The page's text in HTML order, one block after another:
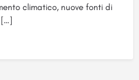
climatico, nuove fonti di
[…]